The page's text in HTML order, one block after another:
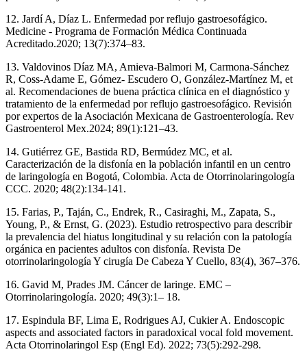
12. Jardí A, Díaz L. Enfermedad por reflujo gastroesofágico.
Medicine - Programa de Formación Médica Continuada
Acreditado.2020; 13(7):374–83.
13. Valdovinos Díaz MA, Amieva-Balmori M, Carmona-Sánchez
R, Coss-Adame E, Gómez- Escudero O, González-Martínez M, et
al. Recomendaciones de buena práctica clínica en el diagnóstico y
tratamiento de la enfermedad por reflujo gastroesofágico. Revisión
por expertos de la Asociación Mexicana de Gastroenterología. Rev
Gastroenterol Mex.2024; 89(1):121–43.
14. Gutiérrez GE, Bastida RD, Bermúdez MC, et al.
Caracterización de la disfonía en la población infantil en un centro
de laringología en Bogotá, Colombia. Acta de Otorrinolaringología
CCC. 2020; 48(2):134-141.
15. Farias, P., Taján, C., Endrek, R., Casiraghi, M., Zapata, S.,
Young, P., & Ernst, G. (2023). Estudio retrospectivo para describir
la prevalencia del hiatus longitudinal y su relación con la patología
orgánica en pacientes adultos con disfonía. Revista De
otorrinolaringología Y cirugía De Cabeza Y Cuello, 83(4), 367–376.
16. Gavid M, Prades JM. Cáncer de laringe. EMC –
Otorrinolaringología. 2020; 49(3):1– 18.
17. Espindula BF, Lima E, Rodrigues AJ, Cukier A. Endoscopic
aspects and associated factors in paradoxical vocal fold movement.
Acta Otorrinolaringol Esp (Engl Ed). 2022; 73(5):292-298.